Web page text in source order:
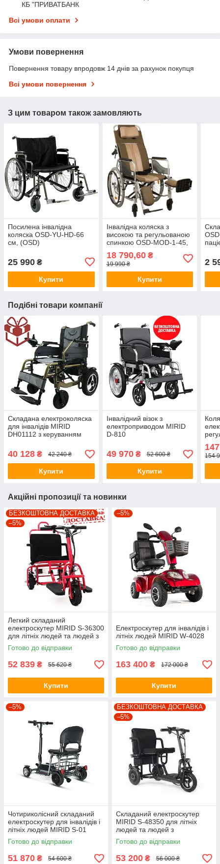
КБ "ПРИВАТБАНК
Всі умови оплати
Умови повернення
Повернення товару впродовж 14 днів за рахунок покупця
Всі умови повернення
З цим товаром також замовляють
Посилена інвалідна
коляска OSD-YU-HD-66
см, (OSD)
25 990 ₴
Купити
Інвалідна коляска з
високою та регульованою
спинкою OSD-MOD-1-45,
18 790,60₴
19 990 ₴
Купити
2
Подібні товари компанії
Складана електроколяска
для інвалідів MIRID
DH01112 з керуванням
40 128 ₴ 42 240 ₴
Купити
Інвалідний візок з
електроприводом MIRID
D-810
49 970₴ 52 600 ₴
Купити
154
Акційні пропозиції та новинки
БЕЗКОШТОВНА ДОСТАВКА
–5%
Легкий складаний
електроскутер MIRID S-36300
для літніх людей та людей з
інвалідністю, до 30 км
Готово до відправки
52 839 ₴ 55 620 ₴
Купити
–5%
Електроскутер для інвалідів і
літніх людей MIRID W-4028
Готово до відправки
163 400 ₴ 172 000 ₴
Купити
–5%
Чотириколісний складаний
електроскутер для інвалідів і
літніх людей MIRID S-01
Готово до відправки
51 870 ₴ 54 600 ₴
БЕЗКОШТОВНА ДОСТАВКА
–5%
Складаний електроскутер
MIRID S-48350 для літніх
людей та людей з
інвалідністю, літієвий
акумулятор 30 км
Готово до відправки
53 200 ₴ 56 000 ₴